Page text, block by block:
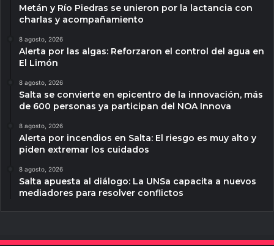
Metán y Río Piedras se unieron por la lactancia con
charlas y acompañamiento
8 agosto, 2026
Alerta por las algas: Reforzaron el control del agua en
El Limón
8 agosto, 2026
Salta se convierte en epicentro de la innovación, más
de 600 personas ya participan del NOA Innova
8 agosto, 2026
Alerta por incendios en Salta: El riesgo es muy alto y
piden extremar los cuidados
8 agosto, 2026
Salta apuesta al diálogo: La UNSa capacita a nuevos
mediadores para resolver conflictos